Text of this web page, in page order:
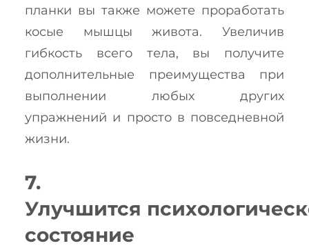
планки вы также можете проработать
косые мышцы живота. Увеличив
гибкость всего тела, вы получите
дополнительные преимущества при
выполнении любых других
упражнений и просто в повседневной
жизни.
7.
Улучшится
состояние